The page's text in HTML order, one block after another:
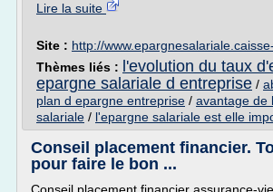
Lire la suite
Site : http://
Thèmes liés :
l'evolution du taux
epargne salariale d entreprise /
plan d epargne entreprise / avantage de
salariale / l'epargne salariale est elle
Conseil placement financier.
pour faire le bon ...